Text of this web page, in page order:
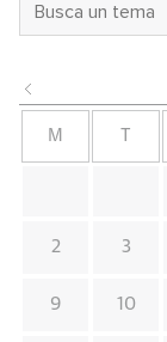
M
2 3
9 10